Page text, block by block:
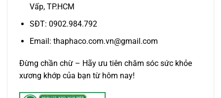
Vấp, TP.HCM
SĐT: 0902.984.792
Email: thaphaco.com.vn@gmail.com
Đừng chần chừ – Hãy ưu tiên chăm sóc sức khỏe
xương khớp của bạn từ hôm nay!